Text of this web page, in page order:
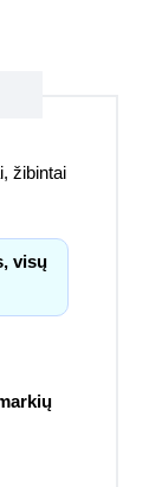
žibintai
visų